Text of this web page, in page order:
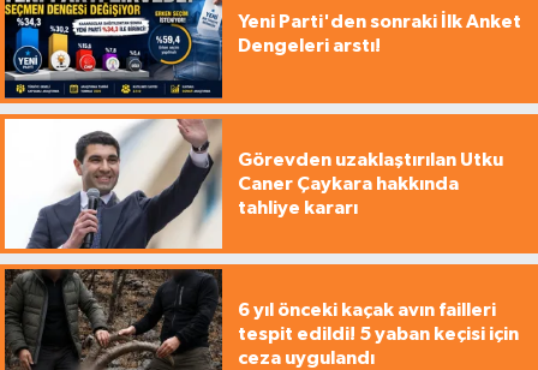
Yeni Parti'den sonraki İlk Anket
Dengeleri arstı!
Görevden uzaklaştırılan Utku
Caner Çaykara hakkında
tahliye kararı
6 yıl önceki kaçak avın failleri
tespit edildi! 5 yaban keçisi için
ceza uygulandı